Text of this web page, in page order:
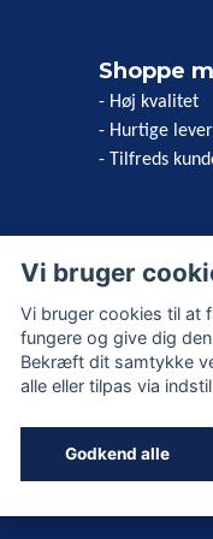
Shoppe
- Høj kvalitet
- Hurtige
- Tilfreds
Vi bruger
Vi bruger cookies til at
fungere og give dig
Bekræft dit samtykke
alle eller tilpas via
Godkend alle